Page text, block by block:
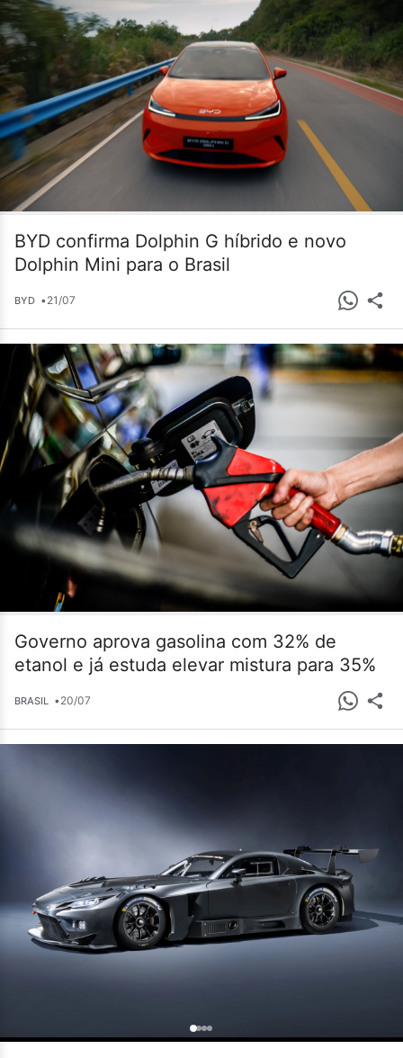
BYD confirma Dolphin G híbrido e novo
Dolphin Mini para o Brasil
BYD •21/07
Governo aprova gasolina com 32% de
etanol e já estuda elevar mistura para 35%
BRASIL •20/07